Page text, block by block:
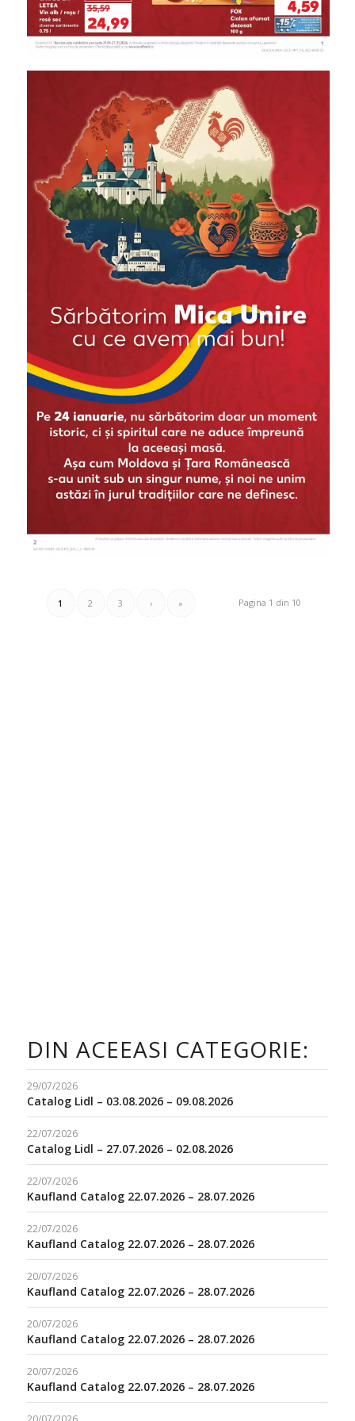
Pagina 1 din 10
1 2 3 › »
DIN ACEEASI CATEGORIE:
29/07/2026
Catalog Lidl – 03.08.2026 – 09.08.2026
22/07/2026
Catalog Lidl – 27.07.2026 – 02.08.2026
22/07/2026
Kaufland Catalog 22.07.2026 – 28.07.2026
22/07/2026
Kaufland Catalog 22.07.2026 – 28.07.2026
20/07/2026
Kaufland Catalog 22.07.2026 – 28.07.2026
20/07/2026
Kaufland Catalog 22.07.2026 – 28.07.2026
20/07/2026
Kaufland Catalog 22.07.2026 – 28.07.2026